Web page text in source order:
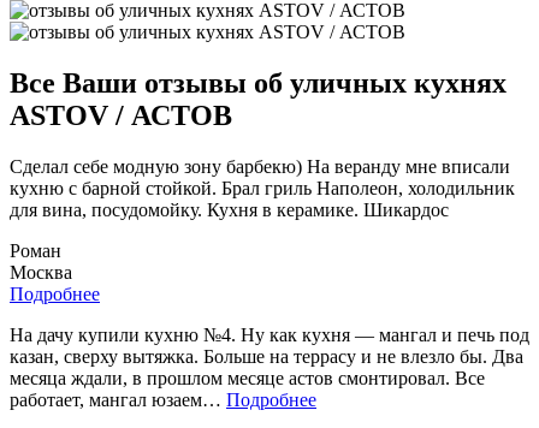
Все Ваши отзывы об уличных кухнях
ASTOV / АСТОВ
Сделал себе модную зону барбекю) На веранду мне вписали
кухню с барной стойкой. Брал гриль Наполеон, холодильник
для вина, посудомойку. Кухня в керамике. Шикардос
Роман
Москва
Подробнее
На дачу купили кухню №4. Ну как кухня — мангал и печь под
казан, сверху вытяжка. Больше на террасу и не влезло бы. Два
месяца ждали, в прошлом месяце астов смонтировал. Все
работает, мангал юзаем… Подробнее«На